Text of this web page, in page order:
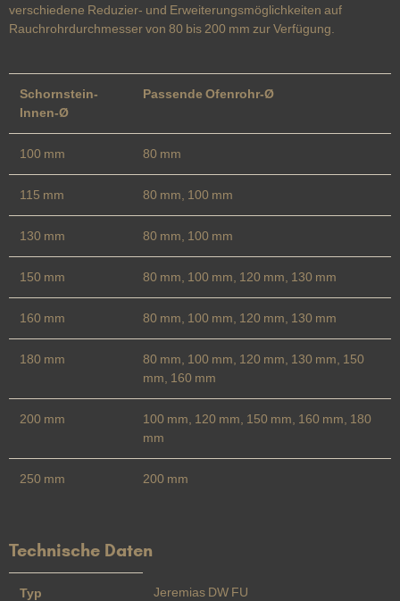
verschiedene Reduzier- und Erweiterungsmöglichkeiten auf
Rauchrohrdurchmesser von 80 bis 200 mm zur Verfügung.
Schornstein-
Innen-Ø
Passende Ofenrohr-Ø
100 mm 80 mm
115 mm 80 mm, 100 mm
130 mm 80 mm, 100 mm
150 mm 80 mm, 100 mm, 120 mm, 130 mm
160 mm 80 mm, 100 mm, 120 mm, 130 mm
180 mm
80 mm, 100 mm, 120 mm, 130 mm, 150
mm, 160 mm
200 mm
100 mm, 120 mm, 150 mm, 160 mm, 180
mm
250 mm 200 mm
Technische Daten
Typ Jeremias DW FU